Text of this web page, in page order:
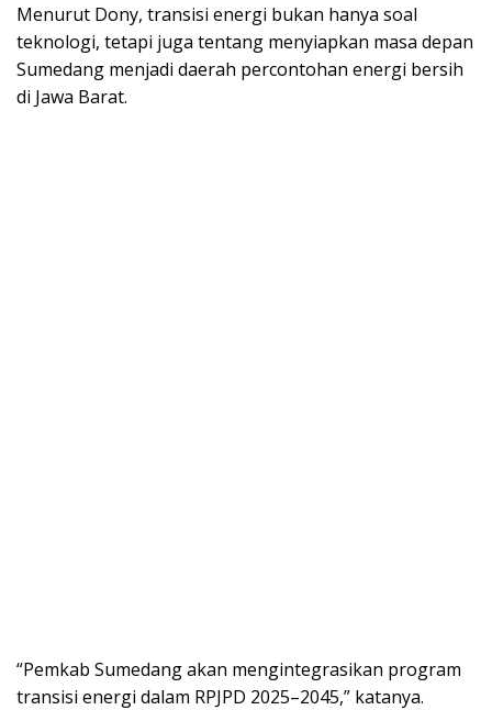
Menurut Dony, transisi energi bukan hanya soal
teknologi, tetapi juga tentang menyiapkan masa depan
Sumedang menjadi daerah percontohan energi bersih
di Jawa Barat.
“Pemkab Sumedang akan mengintegrasikan program
transisi energi dalam RPJPD 2025–2045,” katanya.